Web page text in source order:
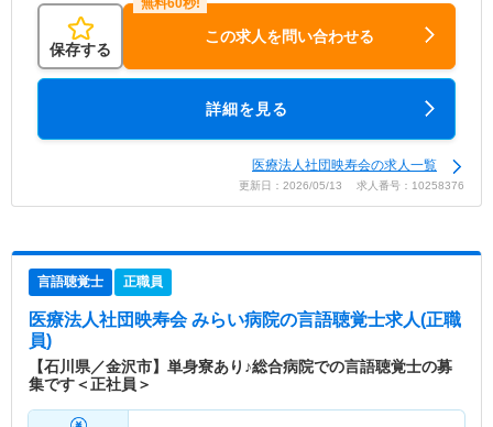
保存する
この求人を問い合わせる
詳細を見る
医療法人社団映寿会の求人一覧
更新日：2026/05/13 求人番号：10258376
言語聴覚士 正職員
医療法人社団映寿会 みらい病院の言語聴覚士求人(正職
員)
【石川県／金沢市】単身寮あり♪総合病院での言語聴覚士の募
集です＜正社員＞